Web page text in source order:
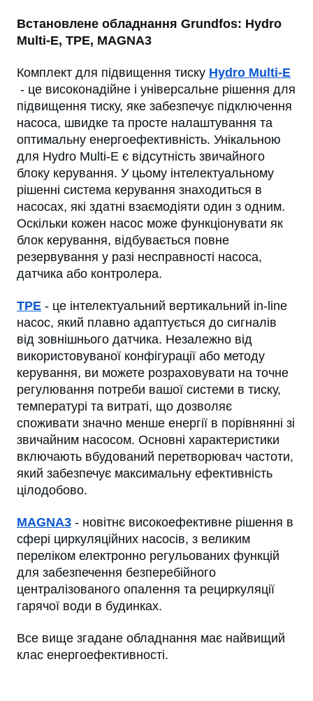
Встановлене обладнання Grundfos: Hydro
Multi-E, TPE, MAGNA3
Комплект для підвищення тиску Hydro Multi-E
- це високонадійне і універсальне рішення для
підвищення тиску, яке забезпечує підключення
насоса, швидке та просте налаштування та
оптимальну енергоефективність. Унікальною
для Hydro Multi-E є відсутність звичайного
блоку керування. У цьому інтелектуальному
рішенні система керування знаходиться в
насосах, які здатні взаємодіяти один з одним.
Оскільки кожен насос може функціонувати як
блок керування, відбувається повне
резервування у разі несправності насоса,
датчика або контролера.
TPE - це інтелектуальний вертикальний in-line
насос, який плавно адаптується до сигналів
від зовнішнього датчика. Незалежно від
використовуваної конфігурації або методу
керування, ви можете розраховувати на точне
регулювання потреби вашої системи в тиску,
температурі та витраті, що дозволяє
споживати значно менше енергії в порівнянні зі
звичайним насосом. Основні характеристики
включають вбудований перетворювач частоти,
який забезпечує максимальну ефективність
цілодобово.
MAGNA3 - новітнє високоефективне рішення в
сфері циркуляційних насосів, з великим
переліком електронно регульованих функцій
для забезпечення безперебійного
централізованого опалення та рециркуляції
гарячої води в будинках.
Все вище згадане обладнання має найвищий
клас енергоефективності.